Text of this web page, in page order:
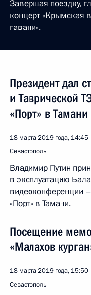
Завершая поездку,
концерт «Крымская
гавани».
Президент дал
и Таврической
«Порт» в Тамани
18 марта 2019 года, 14:45
Севастополь
Владимир Путин
в эксплуатацию
видеоконференции
«Порт» в Тамани.
Посещение
«Малахов
18 марта 2019 года, 15:50
Севастополь